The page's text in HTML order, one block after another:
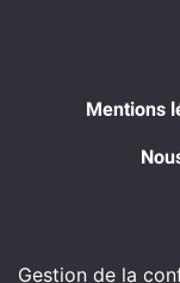
Mentions
Gestion de la